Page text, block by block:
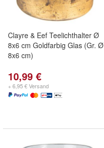
Clayre & Eef Teelichthalter Ø
8x6 cm Goldfarbig Glas (Gr. Ø
8x6 cm)
10,99 €
+ 6,95 € Versand